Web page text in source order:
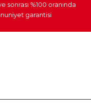
sonrası %100 oranında
garantisi